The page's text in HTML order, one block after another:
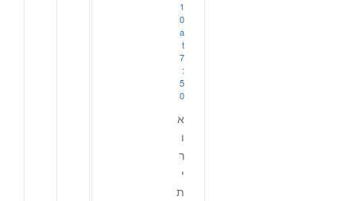
1
0
a
t
7
:
5
0
א
ו
ר
י
ת